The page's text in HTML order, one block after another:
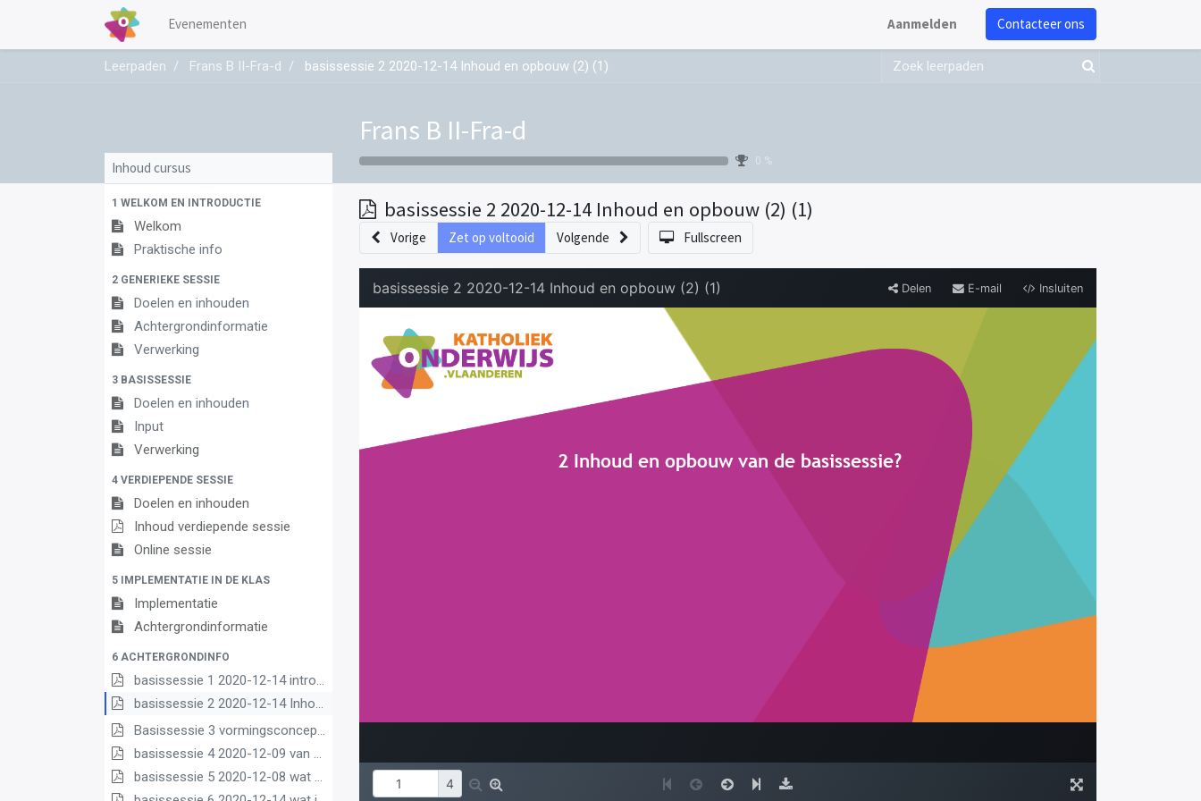
Evenementen Aanmelden Contacteer ons
Leerpaden Frans B II-Fra-d basissessie 2 2020-12-14 Inhoud en opbouw (2) (1)
Frans B II-Fra-d
0 %
Inhoud cursus
1 WELKOM EN INTRODUCTIE
Welkom
Praktische info
2 GENERIEKE SESSIE
Doelen en inhouden
Achtergrondinformatie
Verwerking
3 BASISSESSIE
Doelen en inhouden
Input
Verwerking
4 VERDIEPENDE SESSIE
Doelen en inhouden
Inhoud verdiepende sessie
Online sessie
5 IMPLEMENTATIE IN DE KLAS
Implementatie
Achtergrondinformatie
6 ACHTERGRONDINFO
basissessie 1 2020-12-14 intro (2) (2) (1)
basissessie 2 2020-12-14 Inhoud en opbouw (2) (1)
Basissessie 3 vormingsconcept
basissessie 4 2020-12-09 van matrix nr leerplannen pdf (1)
basissessie 5 2020-12-08 wat we borgen pdf (1)
basissessie 2 2020-12-14 Inhoud en opbouw (2) (1)
Vorige Zet op voltooid Volgende Fullscreen